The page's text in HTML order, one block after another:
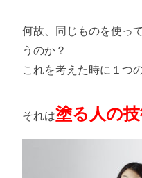
何故、同じものを使っ
うのか？
これを考えた時に１つ
それは塗る人の